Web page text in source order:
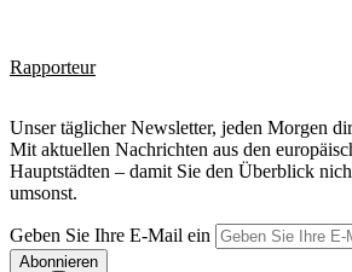
Rapporteur
Unser täglicher Newsletter, jeden Morgen
Mit aktuellen Nachrichten aus den
Hauptstädten – damit Sie den Überblick
umsonst.
Geben Sie Ihre E-Mail ein
Abonnieren